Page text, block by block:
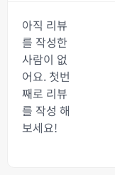
아직 리뷰
를 작성한
사람이 없
어요. 첫번
째로 리뷰
를 작성 해
보세요!